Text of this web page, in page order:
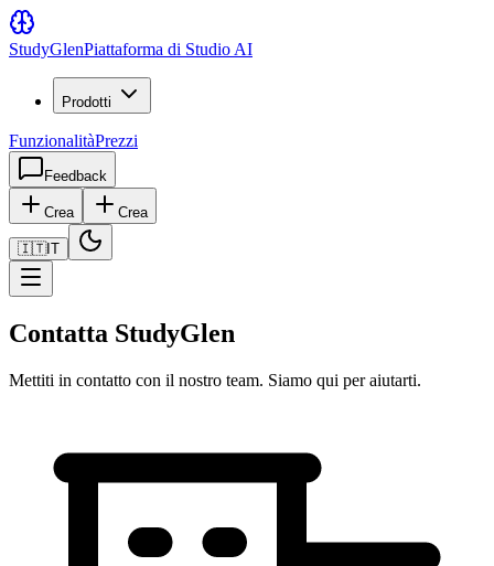
StudyGlenPiattaforma di Studio AI
Prodotti
FunzionalitàPrezzi
Feedback
Crea Crea
🇮🇹IT
Contatta StudyGlen
Mettiti in contatto con il nostro team. Siamo qui per aiutarti.